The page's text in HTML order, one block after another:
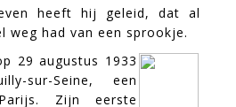
heeft hij geleid, dat al
weg had van een sprookje.
29 augustus 1933
sur-Seine, een
Zijn eerste